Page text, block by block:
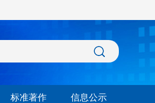
标准著作 信息公示